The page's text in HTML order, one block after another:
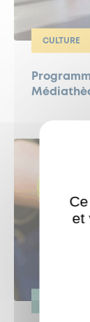
CULTURE
et